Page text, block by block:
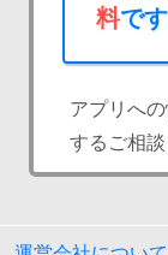
料です
アプリへ
するご相談